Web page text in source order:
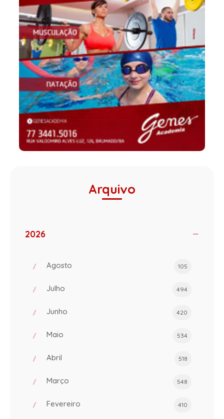
Arquivo
2026
Agosto 105
Julho 494
Junho 420
Maio 534
Abril 518
Março 548
Fevereiro 410